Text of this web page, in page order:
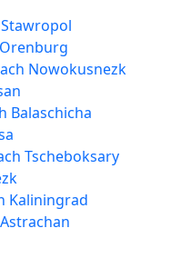
Nowokusnezk
Balaschicha
Tscheboksary
Kaliningrad